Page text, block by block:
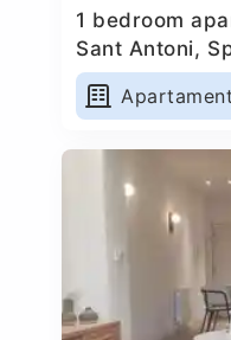
1 bedroom
Sant Antoni,